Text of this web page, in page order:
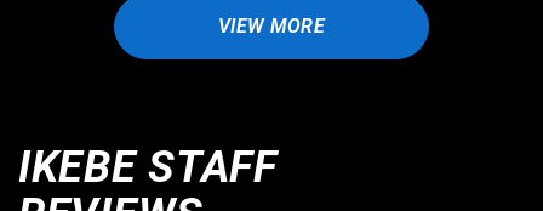
VIEW MORE
IKEBE STAFF